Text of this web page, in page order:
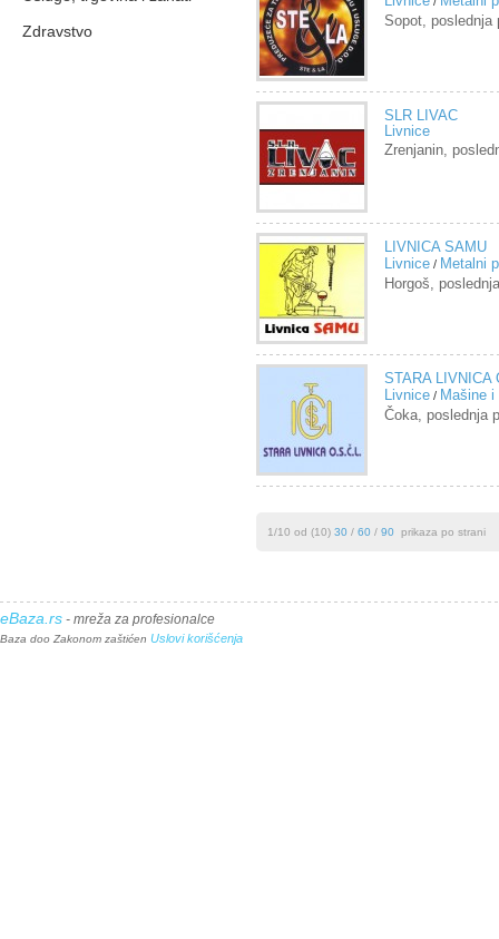
Zdravstvo
Sopot, poslednja
SLR LIVAC
Livnice
Zrenjanin,
LIVNICA SAMU
Livnice / Metalni
Horgoš,
STARA LIVNICA
Livnice / Mašine
Čoka, poslednja
1/10 od (10) 30 / 60 / 90 prikaza po strani
eBaza.rs - mreža za profesionalce
Baza doo Zakonom zaštićen Uslovi korišćenja